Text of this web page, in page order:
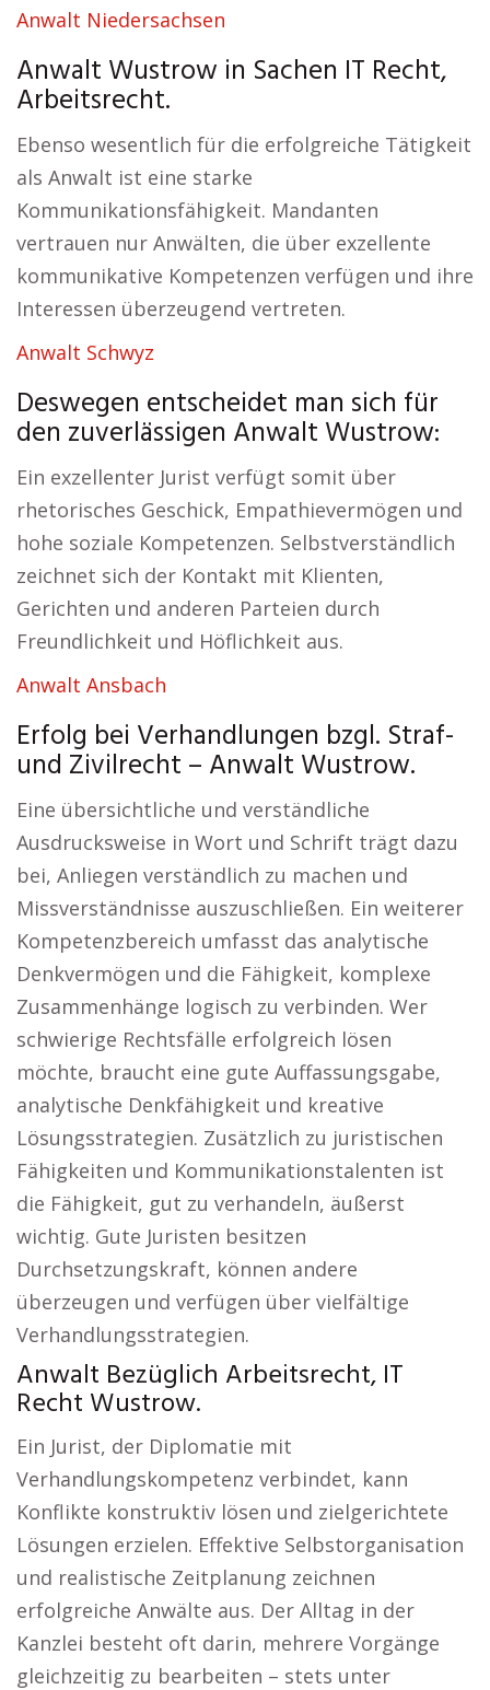
Anwalt Niedersachsen
Anwalt Wustrow in Sachen IT Recht,
Arbeitsrecht.
Ebenso wesentlich für die erfolgreiche Tätigkeit
als Anwalt ist eine starke
Kommunikationsfähigkeit. Mandanten
vertrauen nur Anwälten, die über exzellente
kommunikative Kompetenzen verfügen und ihre
Interessen überzeugend vertreten.
Anwalt Schwyz
Deswegen entscheidet man sich für
den zuverlässigen Anwalt Wustrow:
Ein exzellenter Jurist verfügt somit über
rhetorisches Geschick, Empathievermögen und
hohe soziale Kompetenzen. Selbstverständlich
zeichnet sich der Kontakt mit Klienten,
Gerichten und anderen Parteien durch
Freundlichkeit und Höflichkeit aus.
Anwalt Ansbach
Erfolg bei Verhandlungen bzgl. Straf-
und Zivilrecht – Anwalt Wustrow.
Eine übersichtliche und verständliche
Ausdrucksweise in Wort und Schrift trägt dazu
bei, Anliegen verständlich zu machen und
Missverständnisse auszuschließen. Ein weiterer
Kompetenzbereich umfasst das analytische
Denkvermögen und die Fähigkeit, komplexe
Zusammenhänge logisch zu verbinden. Wer
schwierige Rechtsfälle erfolgreich lösen
möchte, braucht eine gute Auffassungsgabe,
analytische Denkfähigkeit und kreative
Lösungsstrategien. Zusätzlich zu juristischen
Fähigkeiten und Kommunikationstalenten ist
die Fähigkeit, gut zu verhandeln, äußerst
wichtig. Gute Juristen besitzen
Durchsetzungskraft, können andere
überzeugen und verfügen über vielfältige
Verhandlungsstrategien.
Anwalt Bezüglich Arbeitsrecht, IT
Recht Wustrow.
Ein Jurist, der Diplomatie mit
Verhandlungskompetenz verbindet, kann
Konflikte konstruktiv lösen und zielgerichtete
Lösungen erzielen. Effektive Selbstorganisation
und realistische Zeitplanung zeichnen
erfolgreiche Anwälte aus. Der Alltag in der
Kanzlei besteht oft darin, mehrere Vorgänge
gleichzeitig zu bearbeiten – stets unter